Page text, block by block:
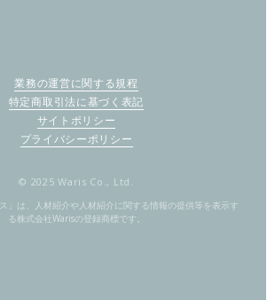
業務の運営に関する規程
特定商取引法に基づく表記
サイトポリシー
プライバシーポリシー
© 2025 Waris Co., Ltd.
」は、人材紹介や人材紹介に関する情報の提供等を表示す
る株式会社Warisの登録商標です。